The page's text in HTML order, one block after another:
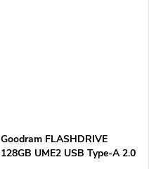
Goodram FLASHDRIVE
128GB UME2 USB Type-A 2.0